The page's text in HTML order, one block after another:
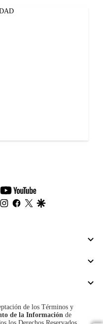
youtube-
footer
instagram
facebook
twitter
de los Términos y
de la Información de